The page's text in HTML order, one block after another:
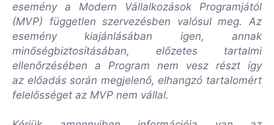
esemény a Modern Vállalkozások Programjától
(MVP) független szervezésben valósul meg. Az
esemény kiajánlásában igen, annak
minőségbiztosításában, előzetes tartalmi
ellenőrzésében a Program nem vesz részt így
az előadás során megjelenő, elhangzó tartalomért
felelősséget az MVP nem vállal.